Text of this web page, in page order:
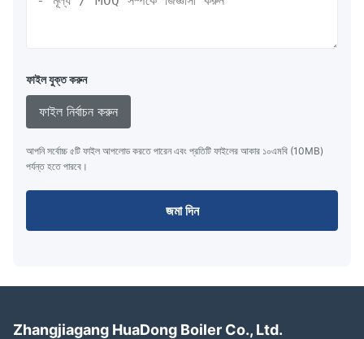
ফাইল যুক্ত করুন
ফাইল নির্বাচন করুন
আপনি সর্বোচ্চ ৫টি ফাইল আপলোড করতে পারেন এবং প্রতিটি ফাইলের আকার ১০এমবি (10MB)
পর্যন্ত হতে পারবে।
জমা দিন
Zhangjiagang HuaDong Boiler Co., Ltd.